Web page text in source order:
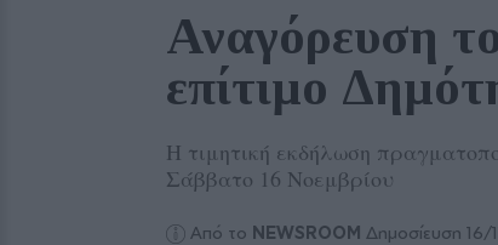
Αναγόρευση
επίτιμο
Η τιμητική εκδήλωση
Σάββατο 16 Νοεμβρίου
Από το NEWSROOM Δημοσίευση 16/